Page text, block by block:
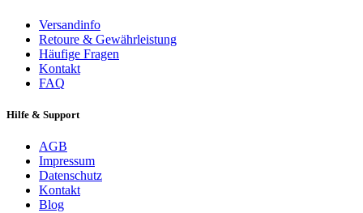
Versandinfo
Retoure & Gewährleistung
Häufige Fragen
Kontakt
FAQ
Hilfe & Support
AGB
Impressum
Datenschutz
Kontakt
Blog